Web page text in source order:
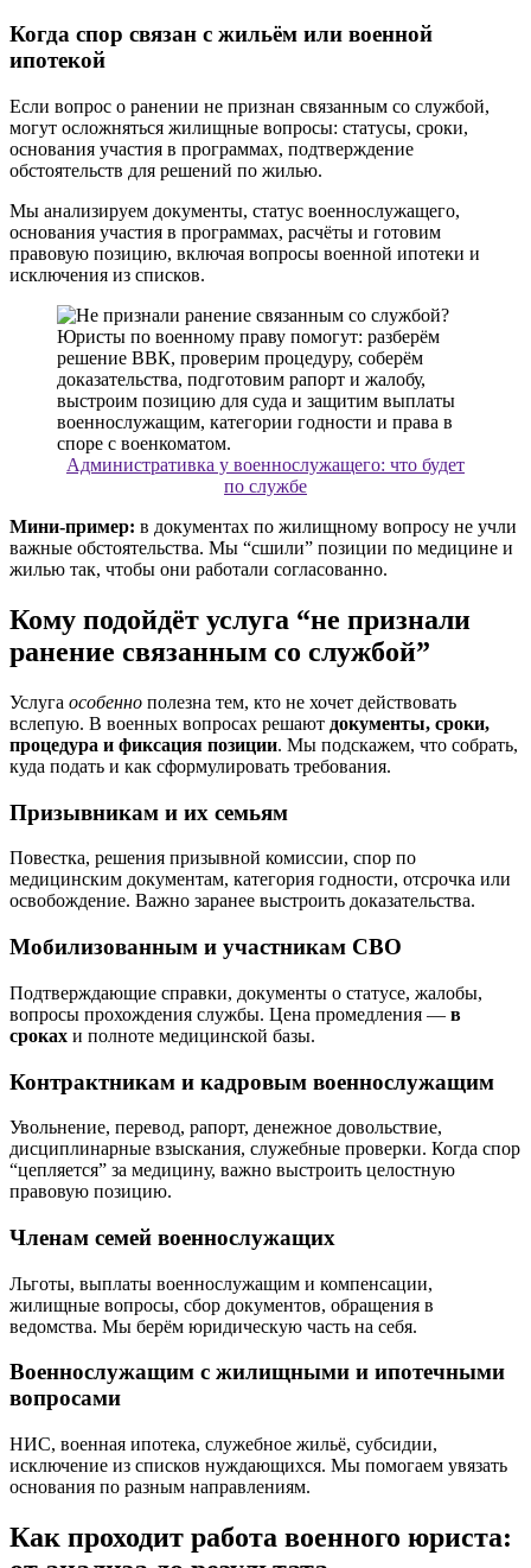
Когда спор связан с жильём или военной
ипотекой
Если вопрос о ранении не признан связанным со службой,
могут осложняться жилищные вопросы: статусы, сроки,
основания участия в программах, подтверждение
обстоятельств для решений по жилью.
Мы анализируем документы, статус военнослужащего,
основания участия в программах, расчёты и готовим
правовую позицию, включая вопросы военной ипотеки и
исключения из списков.
Административка у военнослужащего: что будет
по службе
Мини-пример: в документах по жилищному вопросу не учли
важные обстоятельства. Мы “сшили” позиции по медицине и
жилью так, чтобы они работали согласованно.
Кому подойдёт услуга “не признали
ранение связанным со службой”
Услуга особенно полезна тем, кто не хочет действовать
вслепую. В военных вопросах решают документы, сроки,
процедура и фиксация позиции. Мы подскажем, что собрать,
куда подать и как сформулировать требования.
Призывникам и их семьям
Повестка, решения призывной комиссии, спор по
медицинским документам, категория годности, отсрочка или
освобождение. Важно заранее выстроить доказательства.
Мобилизованным и участникам СВО
Подтверждающие справки, документы о статусе, жалобы,
вопросы прохождения службы. Цена промедления — в
сроках и полноте медицинской базы.
Контрактникам и кадровым военнослужащим
Увольнение, перевод, рапорт, денежное довольствие,
дисциплинарные взыскания, служебные проверки. Когда спор
“цепляется” за медицину, важно выстроить целостную
правовую позицию.
Членам семей военнослужащих
Льготы, выплаты военнослужащим и компенсации,
жилищные вопросы, сбор документов, обращения в
ведомства. Мы берём юридическую часть на себя.
Военнослужащим с жилищными и ипотечными
вопросами
НИС, военная ипотека, служебное жильё, субсидии,
исключение из списков нуждающихся. Мы помогаем увязать
основания по разным направлениям.
Как проходит работа военного юриста: